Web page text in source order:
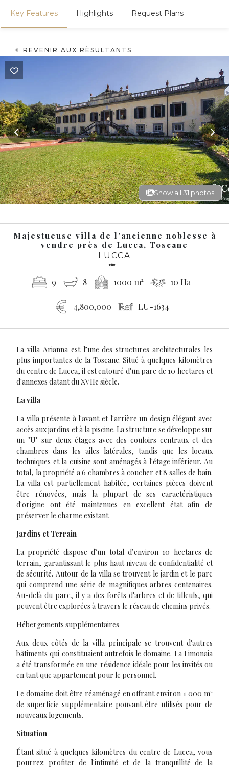
REVENIR AUX RÈSULTANTS
Show all 31 photos
Majestueuse villa de l’ancienne noblesse à
vendre près de Lucca, Toscane
LUCCA
9 8 1000 m² 10 Ha
4,800,000 LU-1634
Key Features Highlights Request Plans
La villa Arianna est l’une des structures architecturales les
plus importantes de la Toscane. Situé à quelques kilomètres
du centre de Lucca, il est entouré d'un parc de 10 hectares et
d'annexes datant du XVIIe siècle.
La villa
La villa présente à l'avant et l'arrière un design élégant avec
accès aux jardins et à la piscine. La structure se développe sur
un "U" sur deux étages avec des couloirs centraux et des
chambres dans les ailes latérales, tandis que les locaux
techniques et la cuisine sont aménagés à l'étage inférieur. Au
total, la propriété a 6 chambres à coucher et 8 salles de bain.
La villa est partiellement habitée, certaines pièces doivent
être rénovées, mais la plupart de ses caractéristiques
d'origine ont été maintenues en excellent état afin de
préserver le charme existant.
Jardins et Terrain
La propriété dispose d’un total d’environ 10 hectares de
terrain, garantissant le plus haut niveau de confidentialité et
de sécurité. Autour de la villa se trouvent le jardin et le parc
qui comprend une série de magnifiques arbres centenaires.
Au-delà du parc, il y a des forêts d'arbres et de tilleuls, qui
peuvent être explorées à travers le réseau de chemins privés.
Hébergements supplémentaires
Aux deux côtés de la villa principale se trouvent d'autres
bâtiments qui constituaient autrefois le domaine. La Limonaia
a été transformée en une résidence idéale pour les invités ou
en tant que appartement pour le personnel.
Le domaine doit être réaménagé en offrant environ 1 000 m²
de superficie supplémentaire pouvant être utilisés pour de
nouveaux logements.
Situation
Étant situé à quelques kilomètres du centre de Lucca, vous
pourrez profiter de l'intimité et de la tranquillité de la